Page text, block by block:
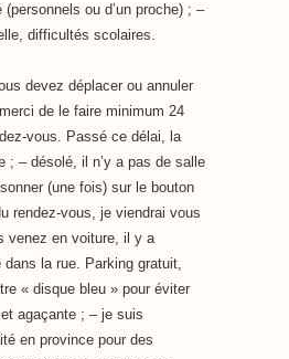
ou d’un proche) ; –
difficultés scolaires.
devez déplacer ou annuler
de le faire minimum 24
vous. Passé ce délai, la
; – désolé, il n’y a pas de salle
(une fois) sur le bouton
rendez-vous, je viendrai vous
venez en voiture, il y a
la rue. Parking gratuit,
« disque bleu » pour éviter
agaçante ; – je suis
en province pour des